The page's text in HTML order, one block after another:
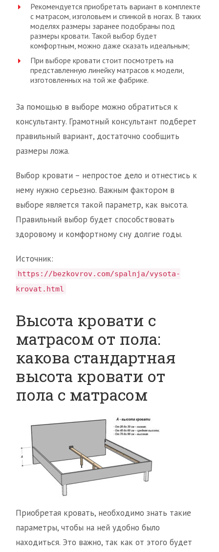
Рекомендуется приобретать вариант в комплекте
с матрасом, изголовьем и спинкой в ногах. В таких
моделях размеры заранее подобраны под
размеры кровати. Такой выбор будет
комфортным, можно даже сказать идеальным;
При выборе кровати стоит посмотреть на
представленную линейку матрасов к модели,
изготовленных на той же фабрике.
За помощью в выборе можно обратиться к
консультанту. Грамотный консультант подберет
правильный вариант, достаточно сообщить
размеры ложа.
Выбор кровати – непростое дело и отнестись к
нему нужно серьезно. Важным фактором в
выборе является такой параметр, как высота.
Правильный выбор будет способствовать
здоровому и комфортному сну долгие годы.
Источник:
https://bezkovrov.com/spalnja/vysota-
krovat.html
Высота кровати с
матрасом от пола:
какова стандартная
высота кровати от
пола с матрасом
Приобретая кровать, необходимо знать такие
параметры, чтобы на ней удобно было
находиться. Это важно, так как от этого будет